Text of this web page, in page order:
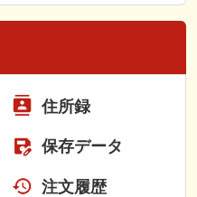
住所録
保存データ
注文履歴